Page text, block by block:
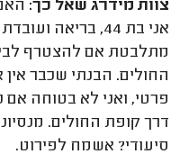
צוות מידרג שאל כך:
אני בת 44, בריאה
מתלבטת אם להצטרף
החולים. הבנתי שכבר
פרטי, ואני לא בטוחה אם
דרך קופת החולים.
סיעודי? אשמח לפירוט.